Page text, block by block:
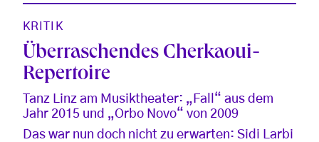
KRITIK
Überraschendes Cherkaoui-
Repertoire
Tanz Linz am Musiktheater: „Fall“ aus dem
Jahr 2015 und „Orbo Novo“ von 2009
Das war nun doch nicht zu erwarten: Sidi Larbi